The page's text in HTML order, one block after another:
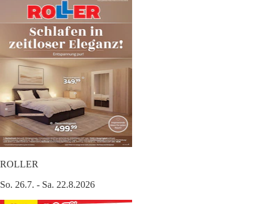
ROLLER
So. 26.7. - Sa. 22.8.2026